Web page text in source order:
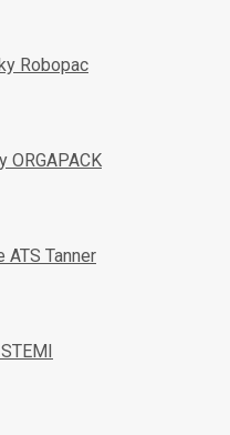
Robopac
ORGAPACK
Tanner